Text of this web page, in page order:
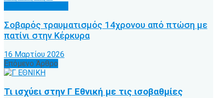
Σοβαρός τραυματισμός 14χρονου από πτώση με
πατίνι στην Κέρκυρα
16 Μαρτίου 2026
Επόμενο Άρθρο
Τι ισχύει στην Γ Εθνική με τις ισοβαθμίες